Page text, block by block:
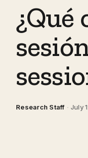
¿Qué
Research Staff · July